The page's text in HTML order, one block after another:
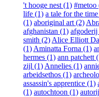
't hooge nest (1) #metoo
life (1) a tale for the
(1) aboriginal art (2)
afghanistan (1)
smith (2) Alice Elliott
(1) Aminatta Forna (1)
hermes (1) ann patchett
zijl (1) Annelies (1)
arbeidsethos (1)
assassin's apprentice (1)
(1) autochtoon (1)